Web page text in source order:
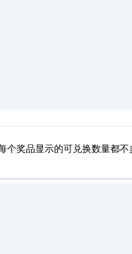
个奖品显示的可兑换数量都